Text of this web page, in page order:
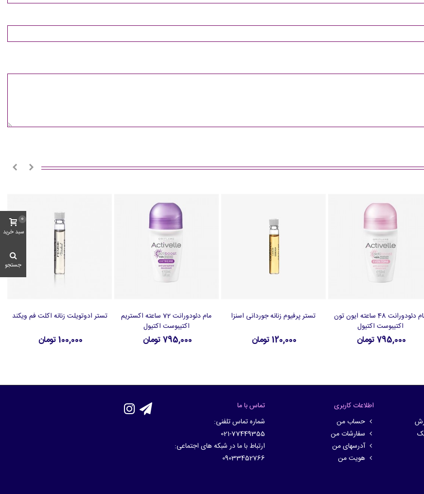
افزودن به سبد خریدمام دئودورانت 48 ساعته ایون تون
اکتیبوست اکتیول
795,000 تومان
افزودن به سبد خرید
تستر پرفیوم زنانه جوردانی اسنزا
120,000 تومان
افزودن به سبد خریدمام دئودورانت 72 ساعته اکستریم
اکتیبوست اکتیول
795,000 تومان
افزودن به سبد خرید
تستر ادوتویلت زنانه اکلت فم ویکند
100,000 تومان
اطلاعات کاربری
حساب من
سفارشات من
آدرسهای من
هویت من
تماس با ما
شماره تماس تلفنی:
021-77449355
ارتباط با ما در شبکه های اجتماعی:
09033452766
سبد خرید
0
جستجو